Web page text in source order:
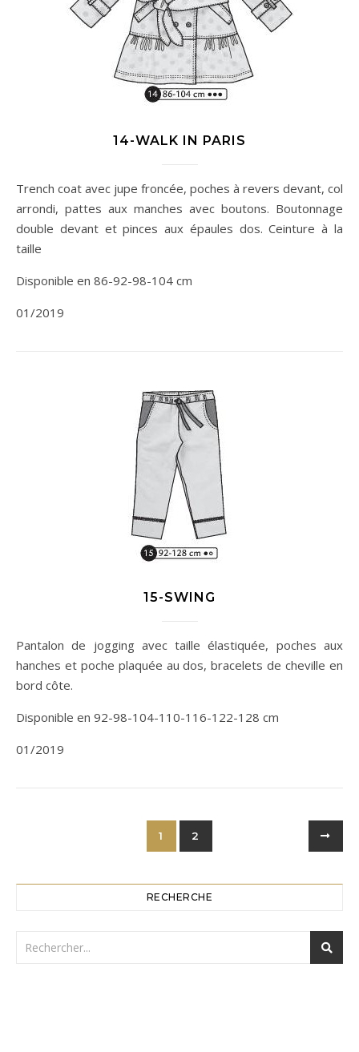
14-WALK IN PARIS
Trench coat avec jupe froncée, poches à revers devant, col
arrondi, pattes aux manches avec boutons. Boutonnage
double devant et pinces aux épaules dos. Ceinture à la
taille
Disponible en 86-92-98-104 cm
01/2019
15-SWING
Pantalon de jogging avec taille élastiquée, poches aux
hanches et poche plaquée au dos, bracelets de cheville en
bord côte.
Disponible en 92-98-104-110-116-122-128 cm
01/2019
1 2
RECHERCHE